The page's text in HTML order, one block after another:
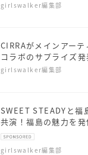
girlswalker編集部
CIRRAがメインアー
コラボのサプライズ
presents TGC 北九州
girlswalker編集部
SWEET STEADYと福
共演！福島の魅力を
ト
girlswalker編集部